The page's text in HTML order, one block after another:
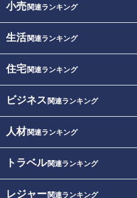
小売関連ランキング
生活関連ランキング
住宅関連ランキング
ビジネス 関連ランキング
人材関連ランキング
トラベル関連ランキング
レジャー関連ランキング